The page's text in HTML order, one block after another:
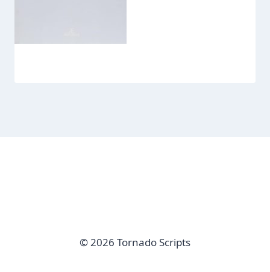
© 2026 Tornado Scripts